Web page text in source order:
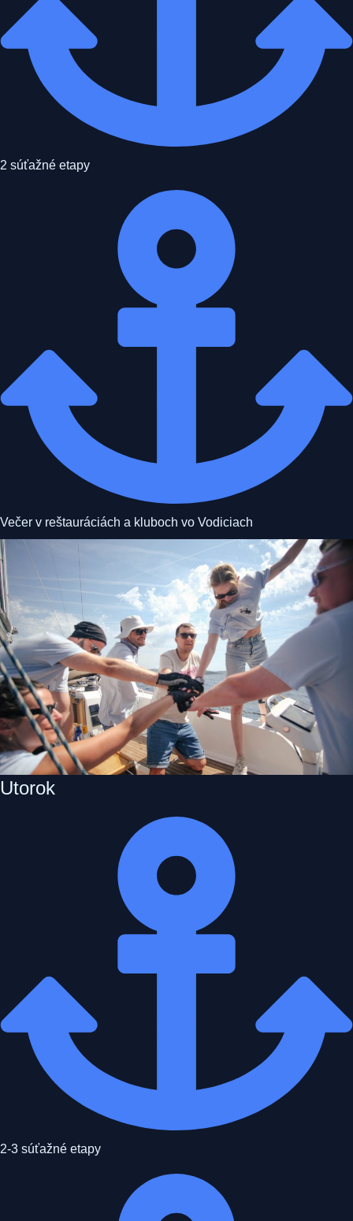
2 súťažné etapy
Večer v reštauráciách a kluboch vo Vodiciach
Utorok
2-3 súťažné etapy